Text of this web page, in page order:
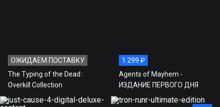
ОЖИДАЕМ ПОСТАВКУ
The Typing of the Dead :
Overkill Collection
1 299 ₽
Agents of Mayhem -
ИЗДАНИЕ ПЕРВОГО ДНЯ